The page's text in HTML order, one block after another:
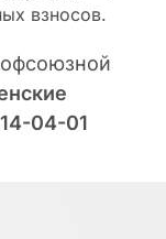
взносов.
04-01